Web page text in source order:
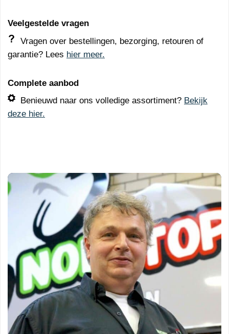
Veelgestelde vragen
Vragen over bestellingen, bezorging, retouren of
garantie? Lees hier meer.
Complete aanbod
Benieuwd naar ons volledige assortiment? Bekijk
deze hier.